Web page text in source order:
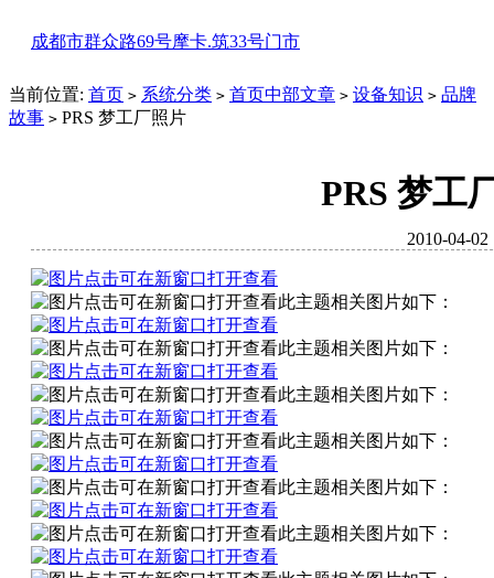
成都市群众路69号摩卡.筑33号门市
当前位置: 首页 > 系统分类 > 首页中部文章 > 设备知识 > 品牌
故事 > PRS 梦工厂照片
PRS 梦工
2010-04-02
此主题相关图片如下：
此主题相关图片如下：
此主题相关图片如下：
此主题相关图片如下：
此主题相关图片如下：
此主题相关图片如下：